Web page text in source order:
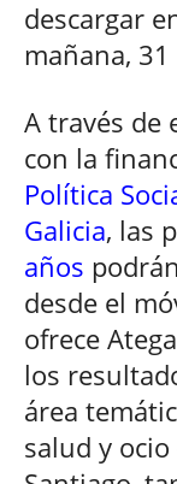
descargar
mañana,
A través de
con la
Política
Galicia, las
años
desde el
ofrece
los
área
salud y ocio